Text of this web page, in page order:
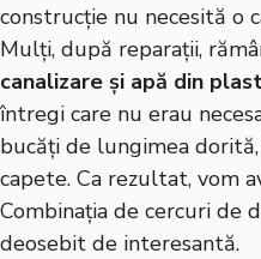
construcție nu necesită o
Mulți, după reparații,
canalizare și apă din
întregi care nu erau
bucăți de lungimea
capete. Ca rezultat, vom
Combinația de cercuri de
deosebit de interesantă.